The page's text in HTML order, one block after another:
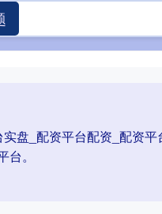
盘_配资平台配资_配资
。